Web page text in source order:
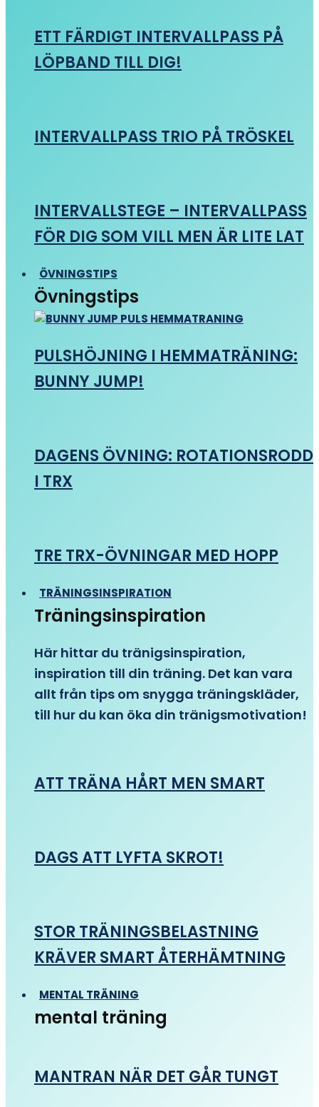
ETT FÄRDIGT INTERVALLPASS PÅ
LÖPBAND TILL DIG!
INTERVALLPASS TRIO PÅ TRÖSKEL
INTERVALLSTEGE – INTERVALLPASS
FÖR DIG SOM VILL MEN ÄR LITE LAT
ÖVNINGSTIPS
Övningstips
PULSHÖJNING I HEMMATRÄNING:
BUNNY JUMP!
DAGENS ÖVNING: ROTATIONSRODD
I TRX
TRE TRX-ÖVNINGAR MED HOPP
TRÄNINGSINSPIRATION
Träningsinspiration
Här hittar du tränigsinspiration,
inspiration till din träning. Det kan vara
allt från tips om snygga träningskläder,
till hur du kan öka din tränigsmotivation!
ATT TRÄNA HÅRT MEN SMART
DAGS ATT LYFTA SKROT!
STOR TRÄNINGSBELASTNING
KRÄVER SMART ÅTERHÄMTNING
MENTAL TRÄNING
mental träning
MANTRAN NÄR DET GÅR TUNGT